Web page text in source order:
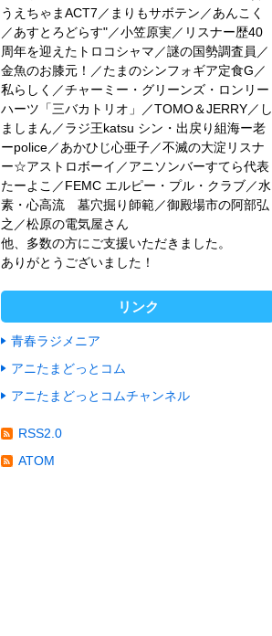
うえちゃまACT7／まりもサボテン／あんこく
／あすとろどらす"／小笠原実／リスナー歴40
周年を迎えたトロコシャマ／謎の国勢調査員／
金魚のお膝元！／たまのシンフォギア定食G／
私らしく／チャーミー・グリーンズ・ロンリー
ハーツ「三バカトリオ」／TOMO＆JERRY／し
ましまん／ラジ王katsu シン・出戻り組海ー老
ーpolice／あかひじ心亜子／不滅の大淀リスナ
ー☆アストロボーイ／アニソンバーすてら代表
たーよこ／FEMC エルピー・プル・クラブ／水
素・心高流 墓穴掘り師範／御殿場市の阿部弘
之／松原の電気屋さん
他、多数の方にご支援いただきました。
ありがとうございました！
リンク
青春ラジメニア
アニたまどっとコム
アニたまどっとコムチャンネル
RSS2.0
ATOM